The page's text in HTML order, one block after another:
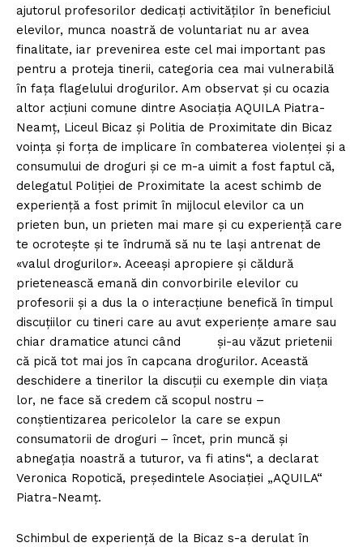
ajutorul profesorilor dedicaţi activităţilor în beneficiul
elevilor, munca noastră de voluntariat nu ar avea
finalitate, iar prevenirea este cel mai important pas
pentru a proteja tinerii, categoria cea mai vulnerabilă
în faţa flagelului drogurilor. Am observat şi cu ocazia
altor acţiuni comune dintre Asociaţia AQUILA Piatra-
Neamţ, Liceul Bicaz şi Politia de Proximitate din Bicaz
voinţa şi forţa de implicare în combaterea violenţei şi a
consumului de droguri şi ce m-a uimit a fost faptul că,
delegatul Poliţiei de Proximitate la acest schimb de
experienţă a fost primit în mijlocul elevilor ca un
prieten bun, un prieten mai mare şi cu experienţă care
te ocroteşte şi te îndrumă să nu te laşi antrenat de
«valul drogurilor». Aceeaşi apropiere şi căldură
prietenească emană din convorbirile elevilor cu
profesorii şi a dus la o interacţiune benefică în timpul
discuţiilor cu tineri care au avut experienţe amare sau
chiar dramatice atunci când şi-au văzut prietenii
că pică tot mai jos în capcana drogurilor. Această
deschidere a tinerilor la discuţii cu exemple din viaţa
lor, ne face să credem că scopul nostru –
conştientizarea pericolelor la care se expun
consumatorii de droguri – încet, prin muncă şi
abnegaţia noastră a tuturor, va fi atins“, a declarat
Veronica Ropotică, preşedintele Asociaţiei „AQUILA“
Piatra-Neamţ.
Schimbul de experienţă de la Bicaz s-a derulat în